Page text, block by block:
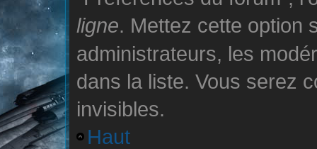
ligne. Mettez cette option
administrateurs, les
dans la liste. Vous serez
invisibles.
Haut